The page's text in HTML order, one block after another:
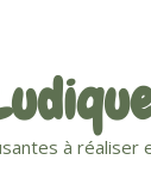
à réaliser